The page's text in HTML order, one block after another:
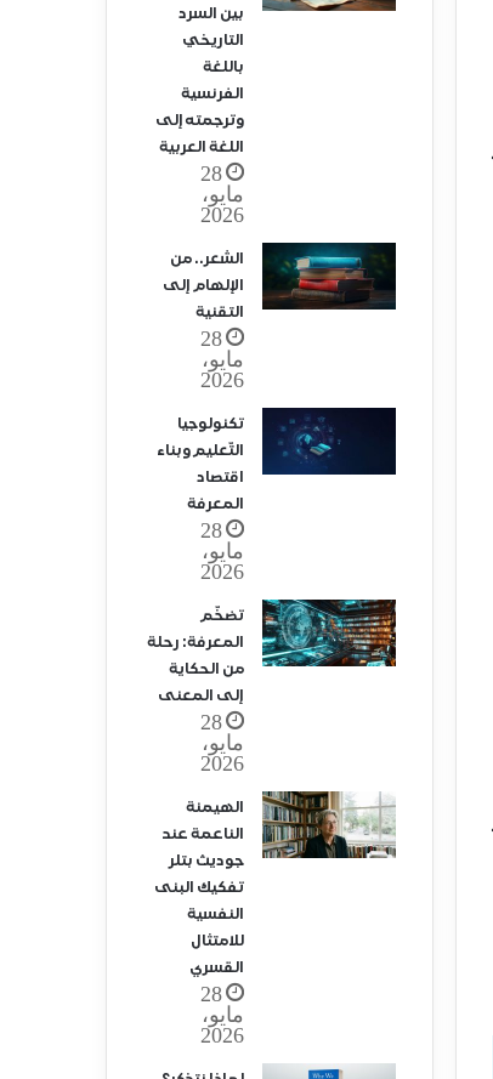
بين السرد
التاريخي
باللغة
الفرنسية
وترجمته إلى
اللغة العربية
28
مايو،
2026
الشعر.. من
الإلهام إلى
التقنية
28
مايو،
2026
تكنولوجيا
التّعليم وبناء
اقتصاد
المعرفة
28
مايو،
2026
تضخّم
المعرفة: رحلة
من الحكاية
إلى المعنى
28
مايو،
2026
الهيمنة
الناعمة عند
جوديث بتلر
تفكيك البنى
النفسية
للامتثال
القسري
28
مايو،
2026